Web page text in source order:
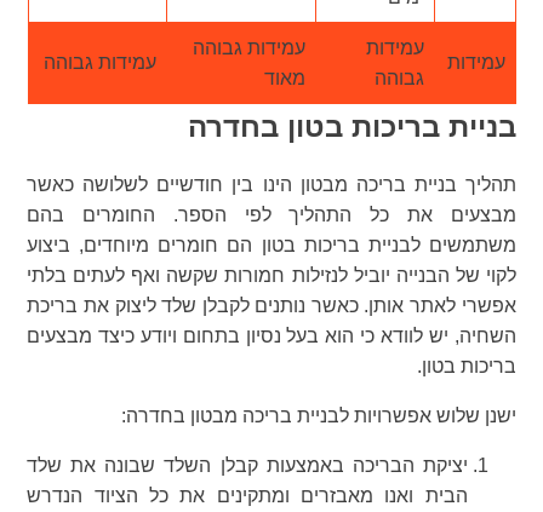
עמידות
עמידות
גבוהה
עמידות גבוהה
מאוד
עמידות גבוהה
בניית בריכות בטון בחדרה
תהליך בניית בריכה מבטון הינו בין חודשיים לשלושה כאשר
מבצעים את כל התהליך לפי הספר. החומרים בהם
משתמשים לבניית בריכות בטון הם חומרים מיוחדים, ביצוע
לקוי של הבנייה יוביל לנזילות חמורות שקשה ואף לעתים בלתי
אפשרי לאתר אותן. כאשר נותנים לקבלן שלד ליצוק את בריכת
השחיה, יש לוודא כי הוא בעל נסיון בתחום ויודע כיצד מבצעים
בריכות בטון.
ישנן שלוש אפשרויות לבניית בריכה מבטון בחדרה:
יציקת הבריכה באמצעות קבלן השלד שבונה את שלד
הבית ואנו מאבזרים ומתקינים את כל הציוד הנדרש